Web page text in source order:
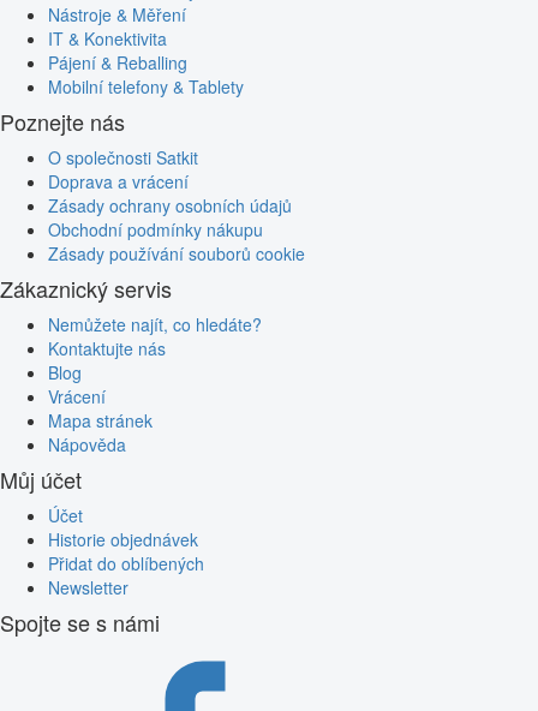
Nástroje & Měření
IT & Konektivita
Pájení & Reballing
Mobilní telefony & Tablety
Poznejte nás
O společnosti Satkit
Doprava a vrácení
Zásady ochrany osobních údajů
Obchodní podmínky nákupu
Zásady používání souborů cookie
Zákaznický servis
Nemůžete najít, co hledáte?
Kontaktujte nás
Blog
Vrácení
Mapa stránek
Nápověda
Můj účet
Účet
Historie objednávek
Přidat do oblíbených
Newsletter
Spojte se s námi